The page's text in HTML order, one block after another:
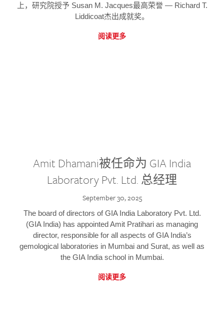
上，研究院授予 Susan M. Jacques最高荣誉 — Richard T.
Liddicoat杰出成就奖。
阅读更多
Amit Dhamani被任命为 GIA India
Laboratory Pvt. Ltd. 总经理
September 30, 2025
The board of directors of GIA India Laboratory Pvt. Ltd.
(GIA India) has appointed Amit Pratihari as managing
director, responsible for all aspects of GIA India’s
gemological laboratories in Mumbai and Surat, as well as
the GIA India school in Mumbai.
阅读更多